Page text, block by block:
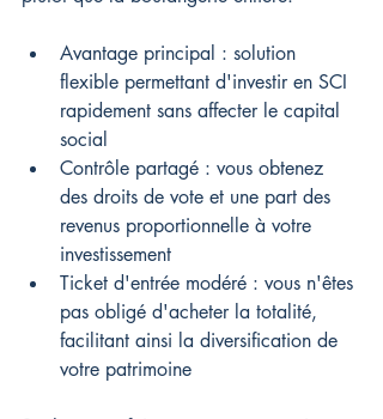
Avantage principal : solution
flexible permettant d'investir en SCI
rapidement sans affecter le capital
social
Contrôle partagé : vous obtenez
des droits de vote et une part des
revenus proportionnelle à votre
investissement
Ticket d'entrée modéré : vous n'êtes
pas obligé d'acheter la totalité,
facilitant ainsi la diversification de
votre patrimoine